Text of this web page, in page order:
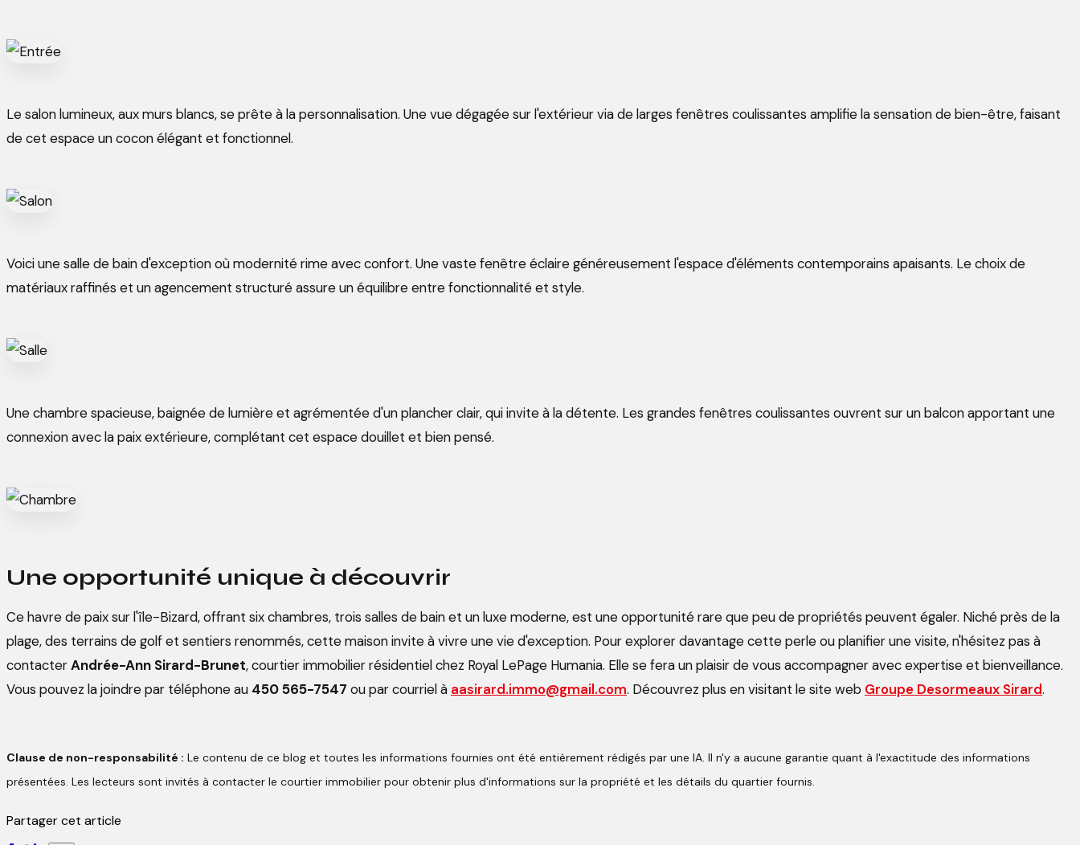
Le salon lumineux, aux murs blancs, se prête à la personnalisation. Une vue dégagée sur l'extérieur via de larges fenêtres coulissantes amplifie la sensation de bien-être, faisant
de cet espace un cocon élégant et fonctionnel.
Voici une salle de bain d'exception où modernité rime avec confort. Une vaste fenêtre éclaire généreusement l'espace d'éléments contemporains apaisants. Le choix de
matériaux raffinés et un agencement structuré assure un équilibre entre fonctionnalité et style.
Une chambre spacieuse, baignée de lumière et agrémentée d'un plancher clair, qui invite à la détente. Les grandes fenêtres coulissantes ouvrent sur un balcon apportant une
connexion avec la paix extérieure, complétant cet espace douillet et bien pensé.
Une opportunité unique à découvrir
Ce havre de paix sur l'île-Bizard, offrant six chambres, trois salles de bain et un luxe moderne, est une opportunité rare que peu de propriétés peuvent égaler. Niché près de la
plage, des terrains de golf et sentiers renommés, cette maison invite à vivre une vie d'exception. Pour explorer davantage cette perle ou planifier une visite, n'hésitez pas à
contacterAndrée-Ann Sirard-Brunet, courtier immobilier résidentiel chez Royal LePage Humania. Elle se fera un plaisir de vous accompagner avec expertise et bienveillance.
Vous pouvez la joindre par téléphone au 450 565-7547 ou par courriel à aasirard.immo@gmail.com. Découvrez plus en visitant le site web Groupe Desormeaux Sirard.
Clause de non-responsabilité : Le contenu de ce blog et toutes les informations fournies ont été entièrement rédigés par une IA. Il n'y a aucune garantie quant à l'exactitude des informations
présentées. Les lecteurs sont invités à contacter le courtier immobilier pour obtenir plus d'informations sur la propriété et les détails du quartier fournis.
Partager cet article